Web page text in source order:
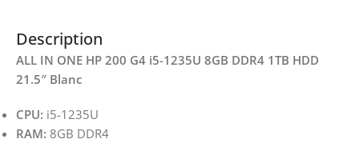
Description
ALL IN ONE HP 200 G4 i5-1235U 8GB DDR4 1TB HDD
21.5″ Blanc
CPU: i5-1235U
RAM: 8GB DDR4